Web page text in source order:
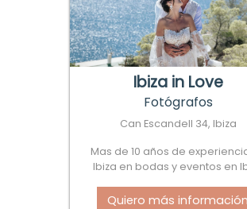
Ibiza in Love
Fotógrafos
Can Escandell 34, Ibiza
Mas de 10 años de
Ibiza en bodas y eventos en
Quiero más información